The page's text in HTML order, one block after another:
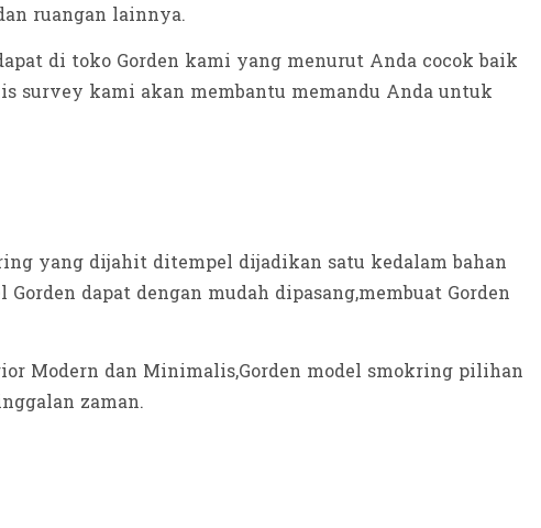
ruangan lainnya.
di toko Gorden kami yang menurut Anda cocok baik
survey kami akan membantu memandu Anda untuk
yang dijahit ditempel dijadikan satu kedalam bahan
dapat dengan mudah dipasang,membuat Gorden
Modern dan Minimalis,Gorden model smokring pilihan
zaman.